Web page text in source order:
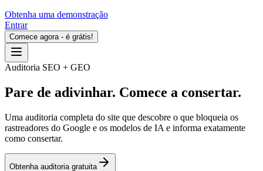
Obtenha uma demonstração
Entrar
Comece agora - é grátis!
Auditoria SEO + GEO
Pare de adivinhar. Comece a consertar.
Uma auditoria completa do site que descobre o que bloqueia os
rastreadores do Google e os modelos de IA e informa exatamente
como consertar.
Obtenha auditoria gratuita